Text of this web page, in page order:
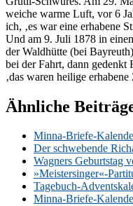
wei­che war­me Luft, vor 6
ich, ‚es war eine er­ha­be­ne
Und am 9. Juli 1878 in
der Wald­hüt­te (bei
bei der Fahrt, dann ge­denkt
‚das wa­ren hei­li­ge er­ha­be­ne
Ähnliche
Min­na-Brie­fe-
Der schwe­ben­de
Wag­ners Ge­burts­tag
»Meistersinger«-
Ta­ge­buch-
Min­na-Brie­fe-